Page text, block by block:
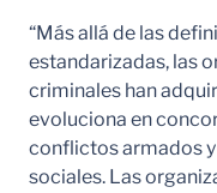
“Más allá de las
estandarizadas, las
criminales han
evoluciona en
conflictos armados
sociales. Las